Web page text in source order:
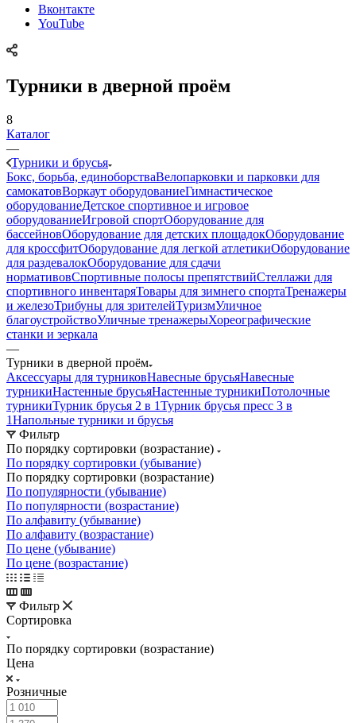
Вконтакте
YouTube
Турники в дверной проём
8
Каталог
—
Турники и брусья
Бокс, борьба, единоборстваВелопарковки и парковки для
самокатовВоркаут оборудованиеГимнастическое
оборудованиеДетское спортивное и игровое
оборудованиеИгровой спортОборудование для
бассейновОборудование для детских площадокОборудование
для кроссфитОборудование для легкой атлетикиОборудование
для раздевалокОборудование для сдачи
нормативовСпортивные полосы препятствийСтеллажи для
спортивного инвентаряТовары для зимнего спортаТренажеры
и железоТрибуны для зрителейТуризмУличное
благоустройствоУличные тренажерыХореографические
станки и зеркала
—
Турники в дверной проём
Аксессуары для турниковНавесные брусьяНавесные
турникиНастенные брусьяНастенные турникиПотолочные
турникиТурник брусья 2 в 1Турник брусья пресс 3 в
1Напольные турники и брусья
Фильтр
По порядку сортировки (возрастание)
По порядку сортировки (убывание)
По порядку сортировки (возрастание)
По популярности (убывание)
По популярности (возрастание)
По алфавиту (убывание)
По алфавиту (возрастание)
По цене (убывание)
По цене (возрастание)
Фильтр
Сортировка
По порядку сортировки (возрастание)
Цена
Розничные